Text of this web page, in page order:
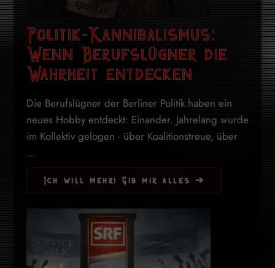
Politik-Kannibalismus:
Wenn Berufslügner die
Wahrheit entdecken
Die Berufslügner der Berliner Politik haben ein
neues Hobby entdeckt: Einander. Jahrelang wurde
im Kollektiv gelogen - über Koalitionstreue, über
...
Ich will mehr! Gib mir alles ➔